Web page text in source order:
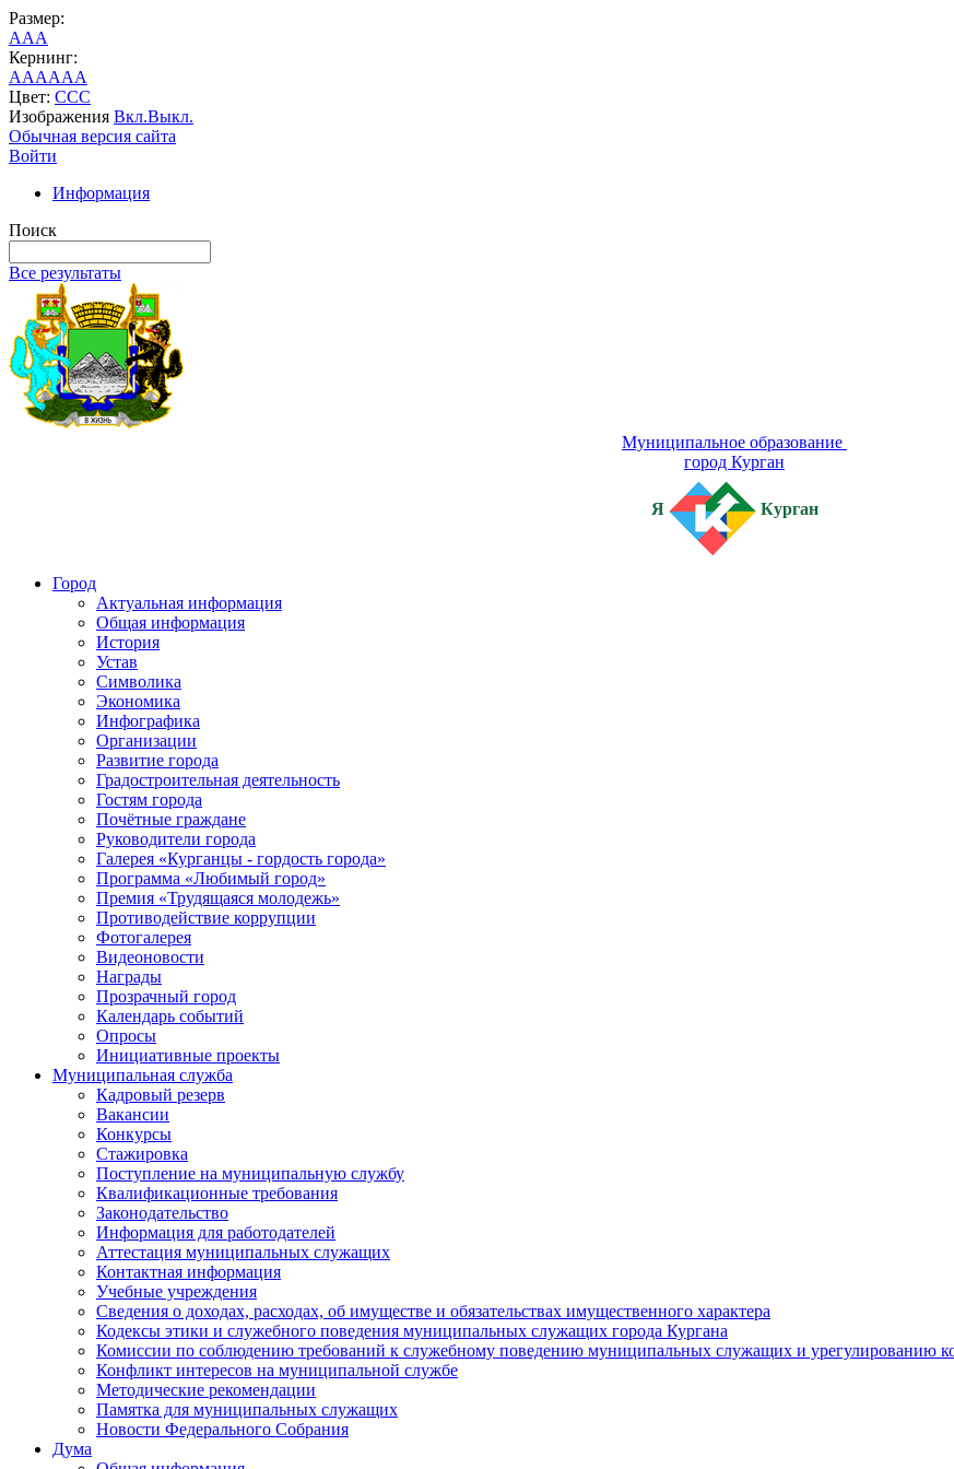
Размер:
AAA
Кернинг:
AAAAAA
Цвет: CCC
Изображения Вкл.Выкл.
Обычная версия сайта
Войти
Информация
Поиск
Все результаты
Муниципальное образование
город Курган
Я Курган
Город
Актуальная информация
Общая информация
История
Устав
Символика
Экономика
Инфографика
Организации
Развитие города
Градостроительная деятельность
Гостям города
Почётные граждане
Руководители города
Галерея «Курганцы - гордость города»
Программа «Любимый город»
Премия «Трудящаяся молодежь»
Противодействие коррупции
Фотогалерея
Видеоновости
Награды
Прозрачный город
Календарь событий
Опросы
Инициативные проекты
Муниципальная служба
Кадровый резерв
Вакансии
Конкурсы
Стажировка
Поступление на муниципальную службу
Квалификационные требования
Законодательство
Информация для работодателей
Аттестация муниципальных служащих
Контактная информация
Учебные учреждения
Сведения о доходах, расходах, об имуществе и обязательствах имущественного характера
Кодексы этики и служебного поведения муниципальных служащих города Кургана
Комиссии по соблюдению требований к служебному поведению муниципальных служащих и урегулированию
Конфликт интересов на муниципальной службе
Методические рекомендации
Памятка для муниципальных служащих
Новости Федерального Cобрания
Дума